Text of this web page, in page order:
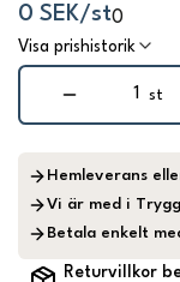
0 SEK/st0
Visa prishistorik
st
Hemleverans
Vi är med i
Betala enkelt
Returvillkor